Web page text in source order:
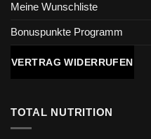
Meine Wunschliste
Bonuspunkte Programm
VERTRAG WIDERRUFEN
TOTAL NUTRITION